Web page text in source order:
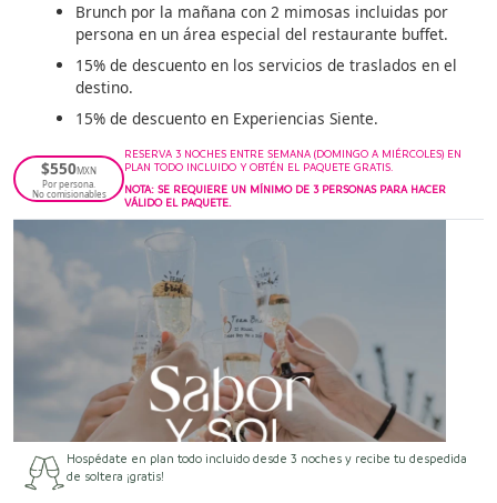
Brunch por la mañana con 2 mimosas incluidas por
persona en un área especial del restaurante buffet.
15% de descuento en los servicios de traslados en el
destino.
15% de descuento en Experiencias Siente.
$550MXN
Por persona.
No comisionables
RESERVA 3 NOCHES ENTRE SEMANA (DOMINGO A MIÉRCOLES) EN
PLAN TODO INCLUIDO Y OBTÉN EL PAQUETE GRATIS.
NOTA: SE REQUIERE UN MÍNIMO DE 3 PERSONAS PARA HACER
VÁLIDO EL PAQUETE.
Hospédate en plan todo incluido desde 3 noches y recibe tu despedida
de soltera ¡gratis!